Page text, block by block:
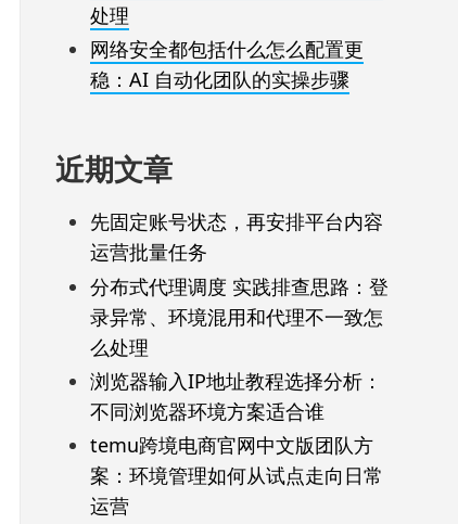
处理
网络安全都包括什么怎么配置更
稳：AI 自动化团队的实操步骤
近期文章
先固定账号状态，再安排平台内容
运营批量任务
分布式代理调度 实践排查思路：登
录异常、环境混用和代理不一致怎
么处理
浏览器输入IP地址教程选择分析：
不同浏览器环境方案适合谁
temu跨境电商官网中文版团队方
案：环境管理如何从试点走向日常
运营